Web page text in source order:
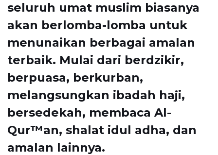
seluruh umat muslim biasanya
akan berlomba-lomba untuk
menunaikan berbagai amalan
terbaik. Mulai dari berdzikir,
berpuasa, berkurban,
melangsungkan ibadah haji,
bersedekah, membaca Al-
Qur™an, shalat idul adha, dan
amalan lainnya.